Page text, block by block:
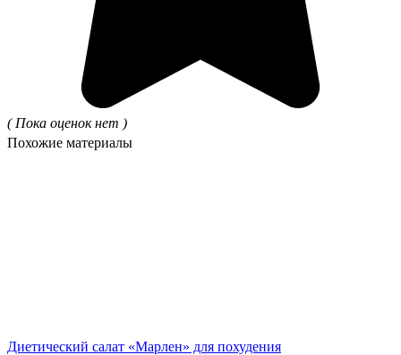
( Пока оценок нет )
Похожие материалы
Диетический салат «Марлен» для похудения